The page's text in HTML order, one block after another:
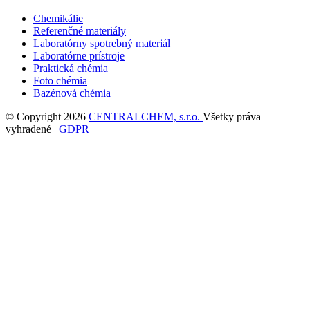
Chemikálie
Referenčné materiály
Laboratórny spotrebný materiál
Laboratórne prístroje
Praktická chémia
Foto chémia
Bazénová chémia
© Copyright 2026 CENTRALCHEM, s.r.o. Všetky práva
vyhradené | GDPR